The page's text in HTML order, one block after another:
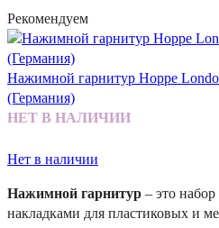
Рекомендуем
Нажимной гарнитур Hoppe
(Германия)
НЕТ В НАЛИЧИИ
Нет в наличии
Нажимной гарнитур – это
накладками для пластиковых и